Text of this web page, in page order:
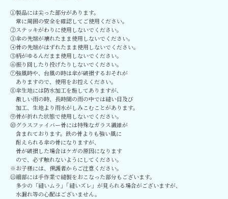
①製品には尖った部分があります。
常に周囲の安全を確認してご使用ください。
②ステッキがわりに使用しないでください。
③傘の先端が壊れたまま使用しないでください。
④骨の先端がはずれたまま使用しないでください。
⑤柄がゆるんだまま使用しないでください。
⑥振り回したり投げたりしないでください。
⑦強風時や、台風の時は傘が破損するおそれが
ありますので、使用をお控えください。
⑧傘生地には防水加工を施してありますが、
激しい雨の時、長時間の雨の中では縫い目及び
加工、生地より雨水がしみこむことがあります。
⑨骨が折れた状態で使用しないでください。
⑩グラスファイバー骨には特殊なガラス繊維が
含まれております。鉄の骨よりも強い風に
耐えられる傘の骨になりますが、
骨が破損した場合はケガの原因になります
ので、必ず触れないようにしてください。
※お子様には、保護者からご注意ください。
⑪細部には手作業で縫製をおこなった部分もございます。
多少の「縫いムラ」｢縫いズレ」が見られる場合がございますが、
水漏れ等の心配はございません。